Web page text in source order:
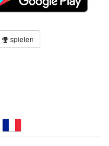
spielen